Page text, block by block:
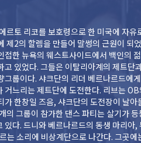
르토 리코를 보호령으로 한 미국에 자
제2의 할렘을 만들어 말썽의 근원이 되
접한 뉴욕의 웨스트사이드에서 백인의
고 있었다. 그들은 이탈리아계의 제트
아니타라는 애인이 있다. 주도권을 다투는
거느리는 제트단에 도전한다. 리브는
가 한창일 즈음, 샤크단의 도전장이 날
의 그룹이 참가한 댄스 파티는 살기가
다. 드니와 베르나르드의 동생 마리아, 두 사람
는 소리에 비상계단으로 나간다. 그곳